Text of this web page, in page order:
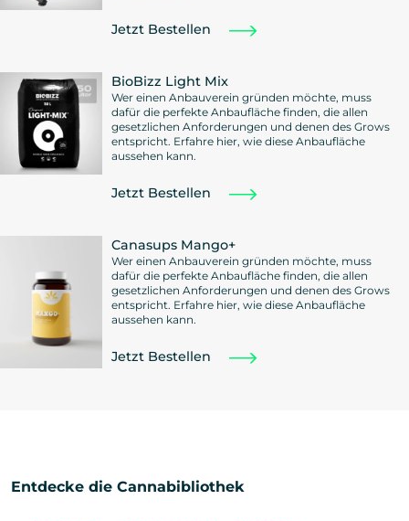
Jetzt Bestellen
BioBizz Light Mix
Wer einen Anbauverein gründen möchte, muss
dafür die perfekte Anbaufläche finden, die allen
gesetzlichen Anforderungen und denen des Grows
entspricht. Erfahre hier, wie diese Anbaufläche
aussehen kann.
Jetzt Bestellen
Canasups Mango+
Wer einen Anbauverein gründen möchte, muss
dafür die perfekte Anbaufläche finden, die allen
gesetzlichen Anforderungen und denen des Grows
entspricht. Erfahre hier, wie diese Anbaufläche
aussehen kann.
Jetzt Bestellen
Entdecke die Cannabibliothek